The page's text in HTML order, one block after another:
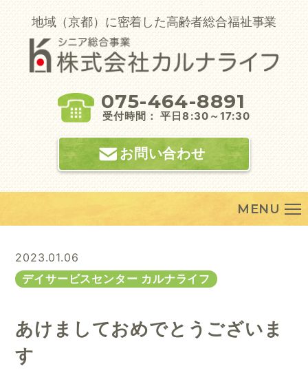
Skip
to
content
地域（京都）に密着した高齢者総合福祉事業
075-464-8891
受付時間： 平日8:30～17:30
お問い合わせ
MENU
2023.01.06
デイサービスセンター カルナライフ
あけましておめでとうございま
す